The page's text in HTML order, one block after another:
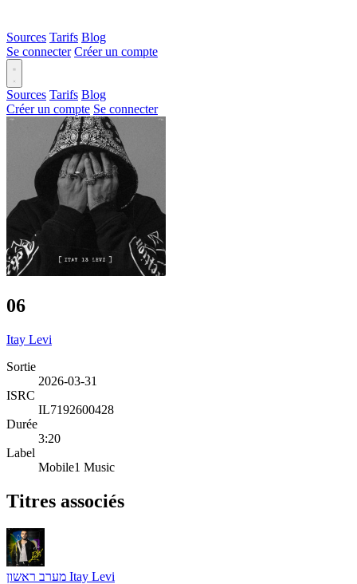
Sources Tarifs Blog
Se connecter Créer un compte
Sources Tarifs Blog
Créer un compte Se connecter
06
Itay Levi
Sortie
2026-03-31
ISRC
IL7192600428
Durée
3:20
Label
Mobile1 Music
Titres associés
מערב ראשון Itay Levi